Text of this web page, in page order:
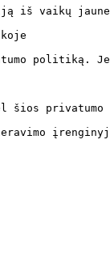
iš vaikų
politiką.
privatumo